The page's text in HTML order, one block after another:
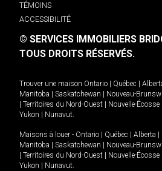
TÉMOINS
ACCESSIBILITÉ
© SERVICES IMMOBILIERS
TOUS DROITS RÉSERVÉS.
Trouver une maison Ontario Québec
Manitoba
Saskatchewan Nouveau-
Territoires du Nord-Ouest Nouvelle-Écosse
Yukon
Nunavut.
Maisons à louer - Ontario Québec Alberta
Manitoba
Saskatchewan Nouveau-
Territoires du Nord-Ouest Nouvelle-Écosse
Yukon
Nunavut.